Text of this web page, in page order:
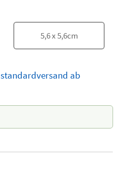
5,6x5,6cm
standardversand ab